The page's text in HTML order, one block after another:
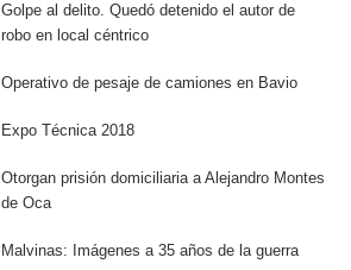
Golpe al delito. Quedó detenido el autor de
robo en local céntrico
Operativo de pesaje de camiones en Bavio
Expo Técnica 2018
Otorgan prisión domiciliaria a Alejandro Montes
de Oca
Malvinas: Imágenes a 35 años de la guerra